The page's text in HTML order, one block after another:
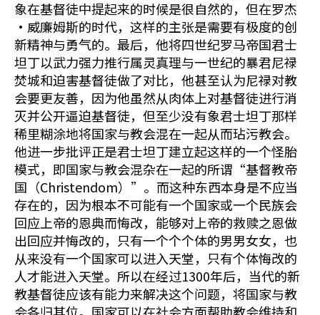
象在基督徒中提起来的时候是很自然的，但在罗杰
•威廉姆斯的时代，这样的主张是需要有极度的创
新精神与勇气的。最后，他将四世纪罗马帝国君士
坦丁以武力强力推行属灵真理与一世纪的暴君尼禄
焚城和迫害基督徒做了对比，他甚至认为尼禄对教
会要更友善，因为他虽然从肉体上对基督徒进行消
灭并公开逼迫基督徒，但至少没有象君士坦丁那样
稀里糊涂地将国家与教会混在一起从而玷污教会。
他进一步批评正是君士坦丁建立起这样的一个怪胎
模式，即国家与教会混杂在一起的所谓“基督教帝
国（Christendom）”。而这种东西本身是不应当
存在的，因为根本不可能有一个国家或一个民族会
回应上帝的恩典而悔改，能够对上帝的救赎之恩做
出回应并悔改的，只有一个个个体的男男女女，也
从来没有一个国家可以进入天堂，只有个体悔改的
人才能进入天堂。所以在经过1300年后，当代的新
教基督徒应该有能力来解决这个问题，将国家与教